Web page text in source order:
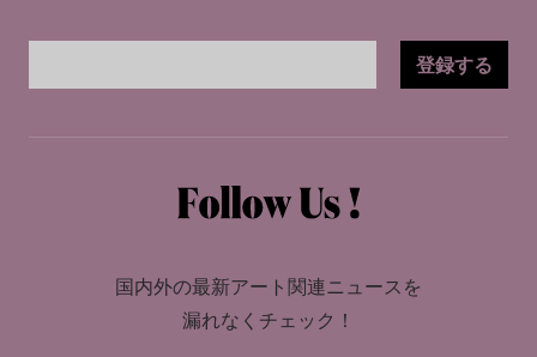
登録する
国内外の最新アート関連ニュースを
漏れなくチェック！